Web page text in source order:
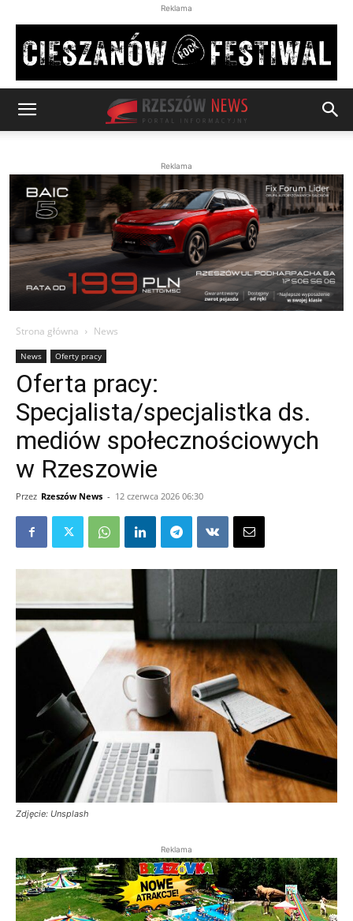
Reklama
Reklama
Strona główna News
News Oferty pracy
Oferta pracy:
Specjalista/specjalistka ds.
mediów społecznościowych
w Rzeszowie
Przez Rzeszów News - 12 czerwca 2026 06:30
Zdjęcie: Unsplash
Reklama